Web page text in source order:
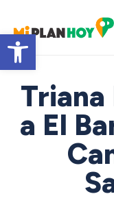
Abrir barra de herramientas
a El